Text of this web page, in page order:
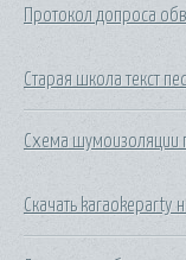
Протокол допроса
Старая школа текст
Схема шумоизоляции
Скачать karaokeparty